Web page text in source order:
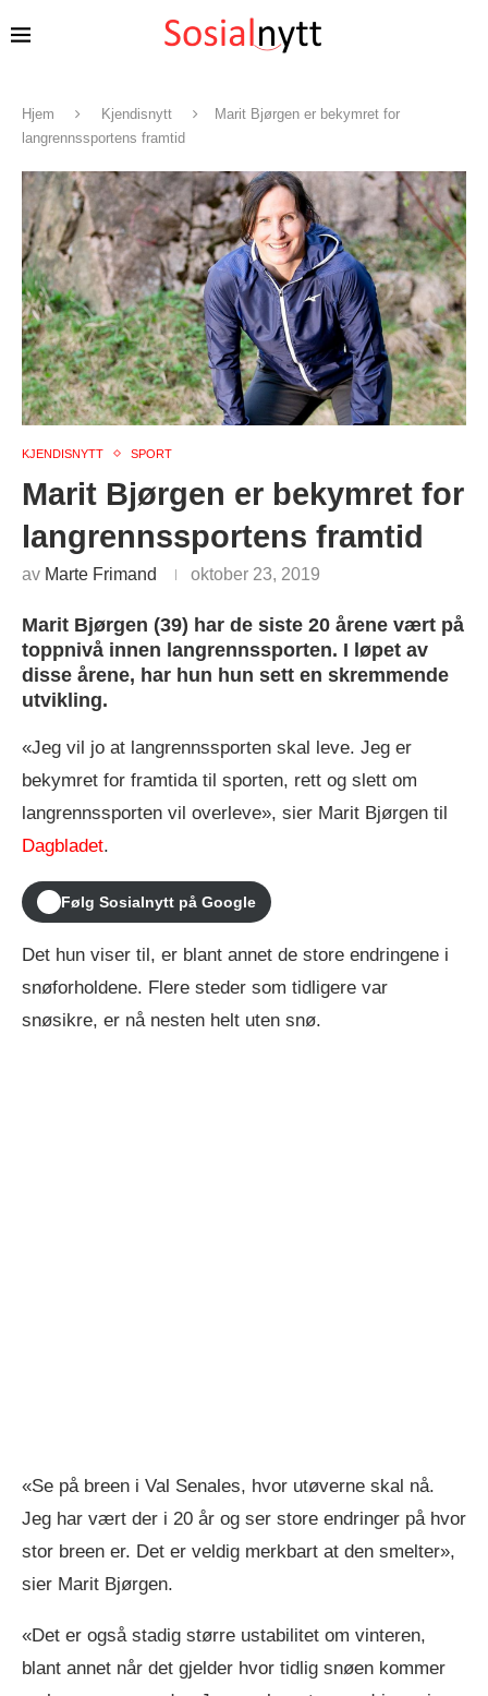
Hjem Kjendisnytt
Marit Bjørgen er bekymret for
langrennssportens framtid
KJENDISNYTT SPORT
Marit Bjørgen er bekymret for
langrennssportens framtid
av Marte Frimand oktober 23, 2019
Marit Bjørgen (39) har de siste 20 årene vært på
toppnivå innen langrennssporten. I løpet av
disse årene, har hun hun sett en skremmende
utvikling.
«Jeg vil jo at langrennssporten skal leve. Jeg er
bekymret for framtida til sporten, rett og slett om
langrennssporten vil overleve», sier Marit Bjørgen til
Dagbladet.
Følg Sosialnytt på Google
Det hun viser til, er blant annet de store endringene i
snøforholdene. Flere steder som tidligere var
snøsikre, er nå nesten helt uten snø.
«Se på breen i Val Senales, hvor utøverne skal nå.
Jeg har vært der i 20 år og ser store endringer på hvor
stor breen er. Det er veldig merkbart at den smelter»,
sier Marit Bjørgen.
«Det er også stadig større ustabilitet om vinteren,
blant annet når det gjelder hvor tidlig snøen kommer